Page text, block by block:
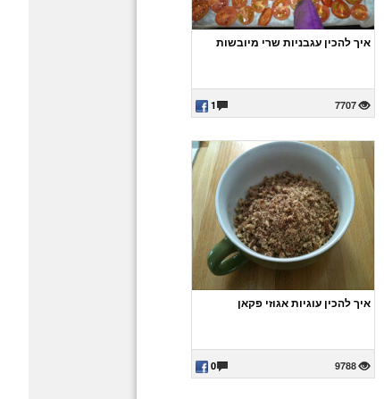
איך להכין עגבניות שרי מיובשות
1 7707
איך להכין עוגיות אגוזי פקאן
0 9788